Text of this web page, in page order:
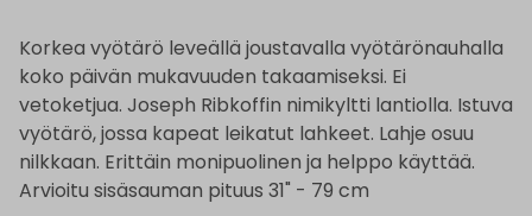
Korkea vyötärö leveällä joustavalla vyötärönauhalla
koko päivän mukavuuden takaamiseksi. Ei
vetoketjua. Joseph Ribkoffin nimikyltti lantiolla. Istuva
vyötärö, jossa kapeat leikatut lahkeet. Lahje osuu
nilkkaan. Erittäin monipuolinen ja helppo käyttää.
Arvioitu sisäsauman pituus 31" - 79 cm